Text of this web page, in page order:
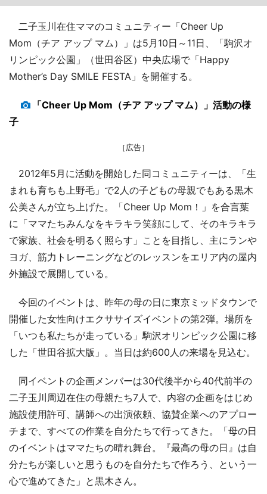
二子玉川在住ママのコミュニティー「Cheer Up
Mom（チア アップ マム）」は5月10日～11日、「駒沢オ
リンピック公園」（世田谷区）中央広場で「Happy
Mother’s Day SMILE FESTA」を開催する。
「Cheer Up Mom（チア アップ マム）」活動の様
子
［広告］
2012年5月に活動を開始した同コミュニティーは、「生
まれも育ちも上野毛」で2人の子どもの母親でもある黒木
公美さんが立ち上げた。「Cheer Up Mom！」を合言葉
に「ママたちみんなをキラキラ笑顔にして、そのキラキラ
で家族、社会を明るく照らす」ことを目指し、主にランや
ヨガ、筋力トレーニングなどのレッスンをエリア内の屋内
外施設で展開している。
今回のイベントは、昨年の母の日に東京ミッドタウンで
開催した女性向けエクササイズイベントの第2弾。場所を
「いつも私たちが走っている」駒沢オリンピック公園に移
した「世田谷拡大版」。当日は約600人の来場を見込む。
同イベントの企画メンバーは30代後半から40代前半の
二子玉川周辺在住の母親たち7人で、内容の企画をはじめ
施設使用許可、講師への出演依頼、協賛企業へのアプロー
チまで、すべての作業を自分たちで行ってきた。「母の日
のイベントはママたちの晴れ舞台。『最高の母の日』は自
分たちが楽しいと思うものを自分たちで作ろう、という一
心で進めてきた」と黒木さん。